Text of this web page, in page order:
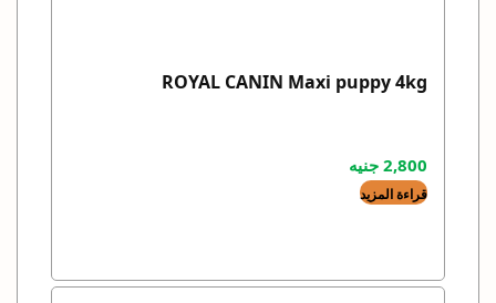
ROYAL CANIN Maxi puppy 4kg
2,800 جنيه
قراءة المزيد